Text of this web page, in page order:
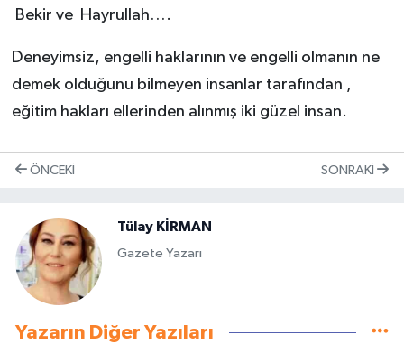
Bekir ve Hayrullah….
Deneyimsiz, engelli haklarının ve engelli olmanın ne
demek olduğunu bilmeyen insanlar tarafından ,
eğitim hakları ellerinden alınmış iki güzel insan.
ÖNCEKI SONRAKI
Tülay KİRMAN
Gazete Yazarı
Yazarın Diğer Yazıları